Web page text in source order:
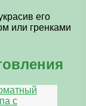
его
или гренками
с